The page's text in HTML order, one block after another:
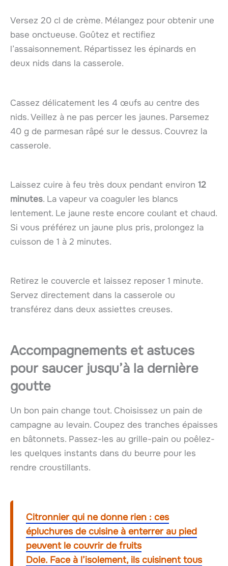
Versez 20 cl de crème. Mélangez pour obtenir une
base onctueuse. Goûtez et rectifiez
l’assaisonnement. Répartissez les épinards en
deux nids dans la casserole.
Cassez délicatement les 4 œufs au centre des
nids. Veillez à ne pas percer les jaunes. Parsemez
40 g de parmesan râpé sur le dessus. Couvrez la
casserole.
Laissez cuire à feu très doux pendant environ 12
minutes. La vapeur va coaguler les blancs
lentement. Le jaune reste encore coulant et chaud.
Si vous préférez un jaune plus pris, prolongez la
cuisson de 1 à 2 minutes.
Retirez le couvercle et laissez reposer 1 minute.
Servez directement dans la casserole ou
transférez dans deux assiettes creuses.
Accompagnements et astuces
pour saucer jusqu’à la dernière
goutte
Un bon pain change tout. Choisissez un pain de
campagne au levain. Coupez des tranches épaisses
en bâtonnets. Passez-les au grille-pain ou poêlez-
les quelques instants dans du beurre pour les
rendre croustillants.
Citronnier qui ne donne rien : ces
épluchures de cuisine à enterrer au pied
peuvent le couvrir de fruits
Dole. Face à l’isolement, ils cuisinent tous